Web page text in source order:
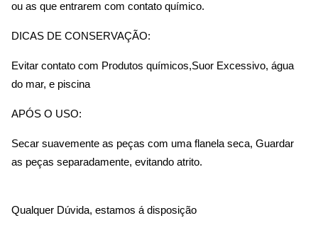
ou as que entrarem com contato químico.
DICAS DE CONSERVAÇÃO:
Evitar contato com Produtos químicos,Suor Excessivo, água
do mar, e piscina
APÓS O USO:
Secar suavemente as peças com uma flanela seca, Guardar
as peças separadamente, evitando atrito.
Qualquer Dúvida, estamos á disposição